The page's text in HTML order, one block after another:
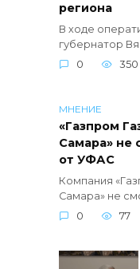
региона
В ходе
губернатор
0
350
МНЕНИЕ
«Газпром
Самара» не
от УФАС
Компания
Самара» не
0
77